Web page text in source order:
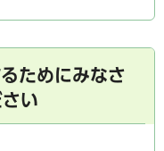
ためにみなさ
い